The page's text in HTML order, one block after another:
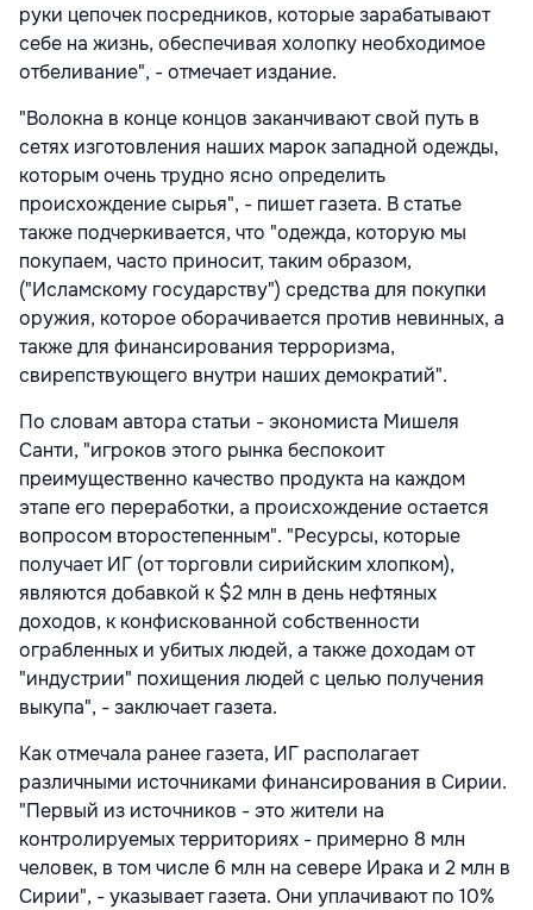
руки цепочек посредников, которые зарабатывают
себе на жизнь, обеспечивая холопку необходимое
отбеливание", - отмечает издание.
"Волокна в конце концов заканчивают свой путь в
сетях изготовления наших марок западной одежды,
которым очень трудно ясно определить
происхождение сырья", - пишет газета. В статье
также подчеркивается, что "одежда, которую мы
покупаем, часто приносит, таким образом,
("Исламскому государству") средства для покупки
оружия, которое оборачивается против невинных, а
также для финансирования терроризма,
свирепствующего внутри наших демократий".
По словам автора статьи - экономиста Мишеля
Санти, "игроков этого рынка беспокоит
преимущественно качество продукта на каждом
этапе его переработки, а происхождение остается
вопросом второстепенным". "Ресурсы, которые
получает ИГ (от торговли сирийским хлопком),
являются добавкой к $2 млн в день нефтяных
доходов, к конфискованной собственности
ограбленных и убитых людей, а также доходам от
"индустрии" похищения людей с целью получения
выкупа", - заключает газета.
Как отмечала ранее газета, ИГ располагает
различными источниками финансирования в Сирии.
"Первый из источников - это жители на
контролируемых территориях - примерно 8 млн
человек, в том числе 6 млн на севере Ирака и 2 млн в
Сирии", - указывает газета. Они уплачивают по 10%